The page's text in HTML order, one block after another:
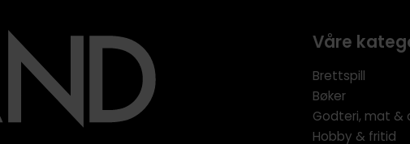
Våre
Brettspill
Bøker
Godteri, mat &
Hobby & fritid